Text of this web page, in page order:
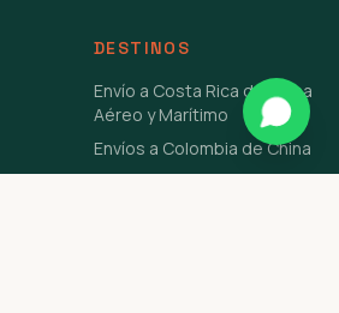
DESTINOS
Envío a Costa Rica de China
Aéreo y Marítimo
Envíos a Colombia de China